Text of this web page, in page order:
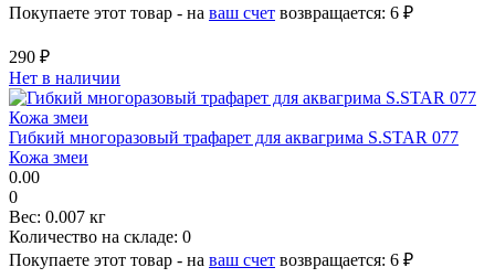
Покупаете этот товар - на ваш счет возвращается: 6 ₽
290 ₽
Нет в наличии
Гибкий многоразовый трафарет для аквагрима S.STAR 077
Кожа змеи
0.00
0
Вес: 0.007 кг
Количество на складе: 0
Покупаете этот товар - на ваш счет возвращается: 6 ₽